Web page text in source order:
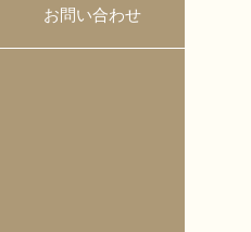
お問い合わせ